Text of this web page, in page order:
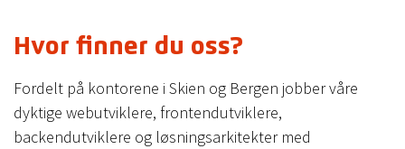
Hvor finner du oss?
Fordelt på kontorene i Skien og Bergen jobber våre
dyktige webutviklere, frontendutviklere,
backendutviklere og løsningsarkitekter med